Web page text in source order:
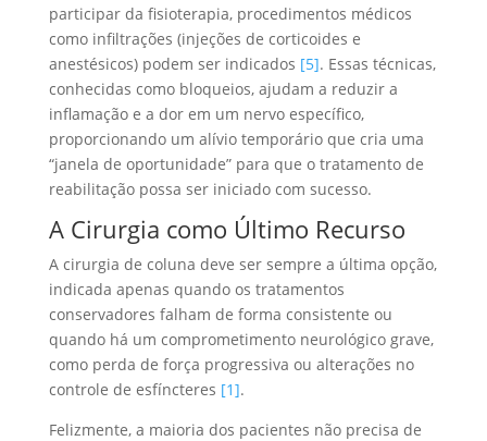
participar da fisioterapia, procedimentos médicos
como infiltrações (injeções de corticoides e
anestésicos) podem ser indicados [5]. Essas técnicas,
conhecidas como bloqueios, ajudam a reduzir a
inflamação e a dor em um nervo específico,
proporcionando um alívio temporário que cria uma
“janela de oportunidade” para que o tratamento de
reabilitação possa ser iniciado com sucesso.
A Cirurgia como Último Recurso
A cirurgia de coluna deve ser sempre a última opção,
indicada apenas quando os tratamentos
conservadores falham de forma consistente ou
quando há um comprometimento neurológico grave,
como perda de força progressiva ou alterações no
controle de esfíncteres [1].
Felizmente, a maioria dos pacientes não precisa de